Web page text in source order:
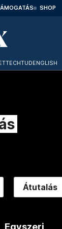
SHOP
TECHTUDENGLISH
Átutalás
Egyszeri